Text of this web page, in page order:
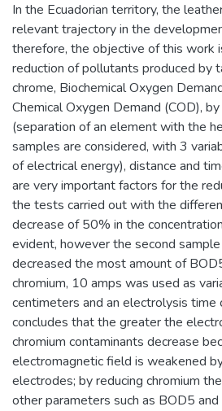
In the Ecuadorian territory, the
relevant trajectory in the
therefore, the objective of this work
reduction of pollutants produced by
chrome, Biochemical Oxygen
Chemical Oxygen Demand (COD),
(separation of an element with the
samples are considered, with 3
of electrical energy), distance and
are very important factors for the
the tests carried out with the
decrease of 50% in the
evident, however the second
decreased the most amount of
chromium, 10 amps was used as
centimeters and an electrolysis time
concludes that the greater the
chromium contaminants decrease
electromagnetic field is weakened
electrodes; by reducing chromium
other parameters such as BOD5 and